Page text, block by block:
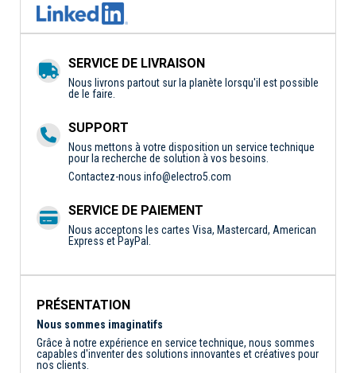
SERVICE DE LIVRAISON
Nous livrons partout sur la planète lorsqu'il est possible
de le faire.
SUPPORT
Nous mettons à votre disposition un service technique
pour la recherche de solution à vos besoins.
Contactez-nous info@electro5.com
SERVICE DE PAIEMENT
Nous acceptons les cartes Visa, Mastercard, American
Express et PayPal.
PRÉSENTATION
Nous sommes imaginatifs
Grâce à notre expérience en service technique, nous sommes
capables d'inventer des solutions innovantes et créatives pour
nos clients.